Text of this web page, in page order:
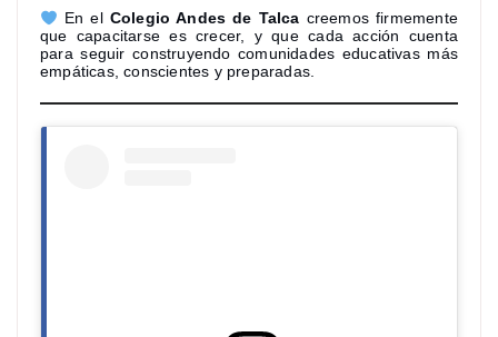
En el Colegio Andes de Talca creemos firmemente
que capacitarse es crecer, y que cada acción cuenta
para seguir construyendo comunidades educativas más
empáticas, conscientes y preparadas.